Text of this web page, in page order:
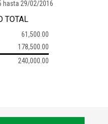
hasta 29/02/2016
TOTAL
61,500.00
178,500.00
240,000.00